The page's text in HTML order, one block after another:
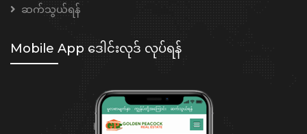
ဆက်သွယ်ရန်
Mobile App ဒေါင်းလုဒ် လုပ်ရန်